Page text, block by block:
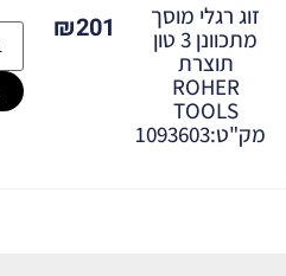
זוג רגלי מוסך
מתכוונן 3 טון
תוצרת
ROHER
TOOLS
מק"ט:1093603
₪201